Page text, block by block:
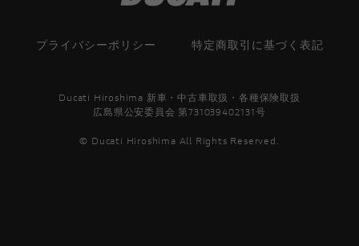
プライバシーポリシー 特定商取引に基づく表記
Ducati Hiroshima 新車・中古車取扱・各種保険取扱
広島県公安委員会 第731039402131号
© Ducati Hiroshima All Rights Reserved.